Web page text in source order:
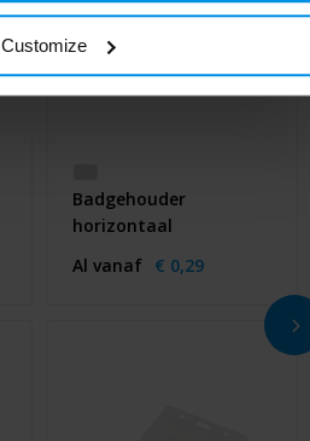
Customize
Badgehouder
horizontaal
Al vanaf € 0,29